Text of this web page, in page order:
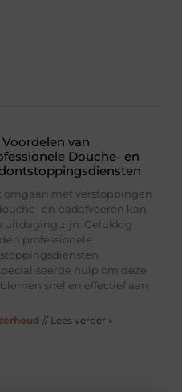
Voordelen van
Douche- en
omgaan met verstoppingen
en badafvoeren kan
uitdaging zijn. Gelukkig
professionele
hulp om deze
snel en effectief aan
// Lees verder »